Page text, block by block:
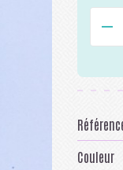
-
Couleur